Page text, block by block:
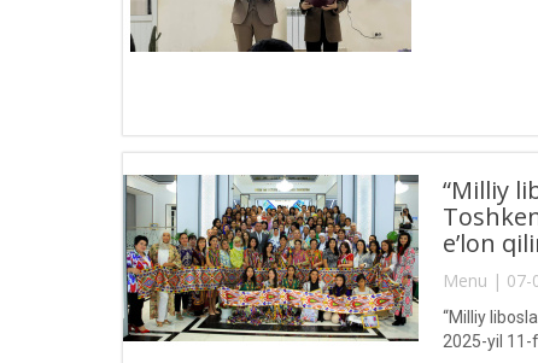
“Milliy
e’lon
Menu | 07-
“Milliy
2025-yil 11-